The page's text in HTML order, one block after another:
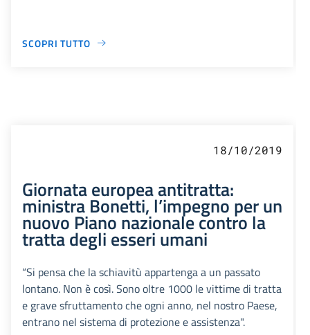
SCOPRI TUTTO
18/10/2019
Giornata europea antitratta:
ministra Bonetti, l’impegno per un
nuovo Piano nazionale contro la
tratta degli esseri umani
“Si pensa che la schiavitù appartenga a un passato
lontano. Non è così. Sono oltre 1000 le vittime di tratta
e grave sfruttamento che ogni anno, nel nostro Paese,
entrano nel sistema di protezione e assistenza".